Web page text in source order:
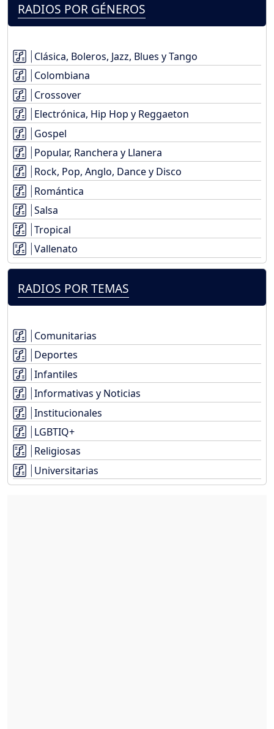
RADIOS POR GÉNEROS
Clásica, Boleros, Jazz, Blues y Tango
Colombiana
Crossover
Electrónica, Hip Hop y Reggaeton
Gospel
Popular, Ranchera y Llanera
Rock, Pop, Anglo, Dance y Disco
Romántica
Salsa
Tropical
Vallenato
RADIOS POR TEMAS
Comunitarias
Deportes
Infantiles
Informativas y Noticias
Institucionales
LGBTIQ+
Religiosas
Universitarias